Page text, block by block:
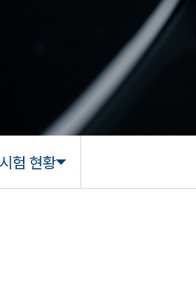
험 현황